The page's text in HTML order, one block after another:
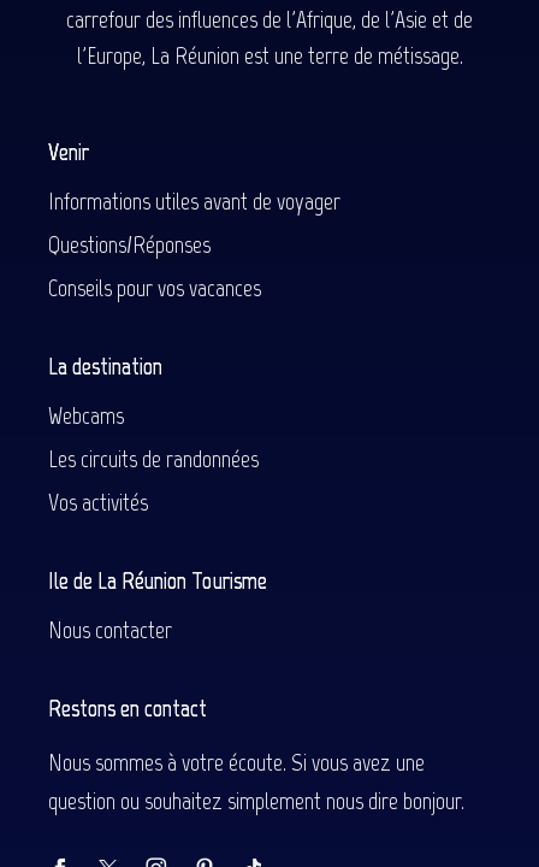
carrefour des influences de l'Afrique, de l'Asie et de
l'Europe, La Réunion est une terre de métissage.
Venir
Informations utiles avant de voyager
Questions/Réponses
Conseils pour vos vacances
La destination
Webcams
Les circuits de randonnées
Vos activités
Ile de La Réunion Tourisme
Nous contacter
Restons en contact
Nous sommes à votre écoute. Si vous avez une
question ou souhaitez simplement nous dire bonjour.